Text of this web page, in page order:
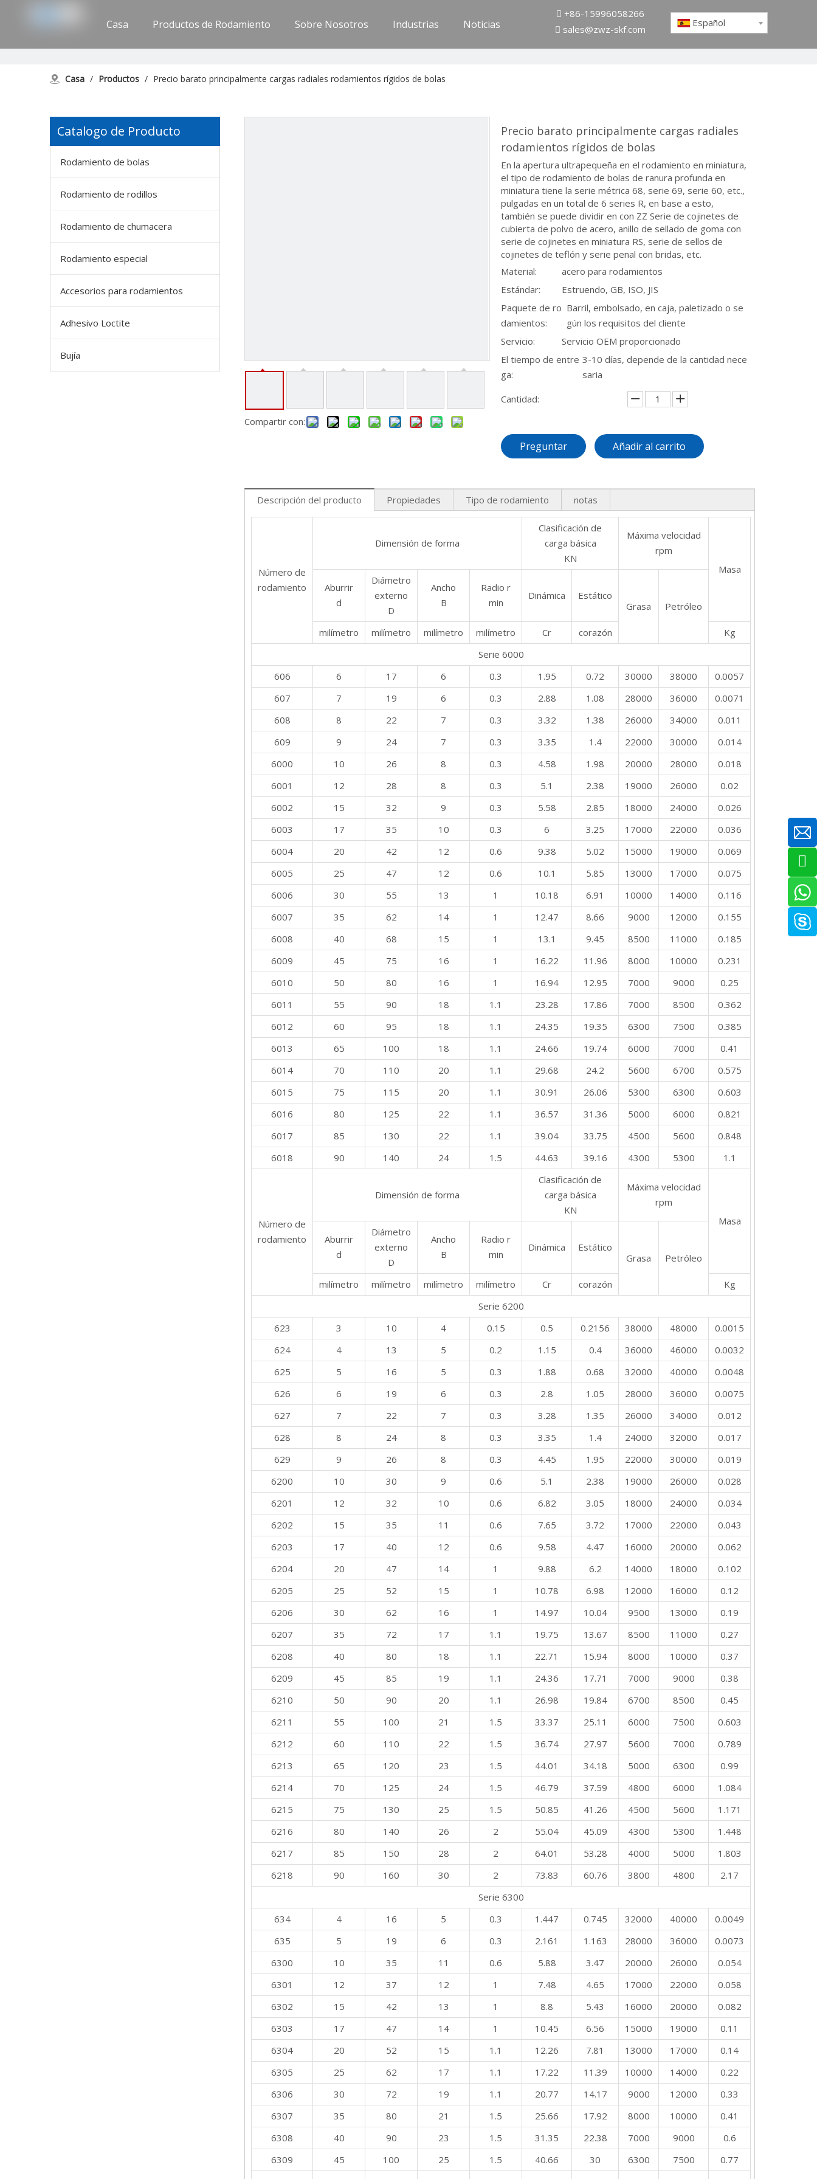
Casa Productos de Rodamiento Sobre Nosotros Industrias Noticias
 +86-15996058266
 sales@zwz-skf.com
Español
Casa / Productos / Precio barato principalmente cargas radiales rodamientos rígidos de bolas
Catalogo de Producto
Rodamiento de bolas
Rodamiento de rodillos
Rodamiento de chumacera
Rodamiento especial
Accesorios para rodamientos
Adhesivo Loctite
Bujía
Compartir con:
Precio barato principalmente cargas radiales
rodamientos rígidos de bolas
En la apertura ultrapequeña en el rodamiento en miniatura,
el tipo de rodamiento de bolas de ranura profunda en
miniatura tiene la serie métrica 68, serie 69, serie 60, etc.,
pulgadas en un total de 6 series R, en base a esto,
también se puede dividir en con ZZ Serie de cojinetes de
cubierta de polvo de acero, anillo de sellado de goma con
serie de cojinetes en miniatura RS, serie de sellos de
cojinetes de teflón y serie penal con bridas, etc.
Material:
acero para rodamientos
Estándar:
Estruendo, GB, ISO, JIS
Paquete de ro
damientos:
Barril, embolsado, en caja, paletizado o se
gún los requisitos del cliente
Servicio:
Servicio OEM proporcionado
El tiempo de entre
ga:
3-10 días, depende de la cantidad nece
saria
Cantidad:
Preguntar Añadir al carrito
Descripción del producto Propiedades Tipo de rodamiento notas
Número de
rodamiento
Dimensión de forma
Clasificación de
carga básica
KN
Máxima velocidad
rpm
Masa
Aburrir
d
Diámetro
externo
D
Ancho
B
Radio r
min
Dinámica
Estático
Grasa
Petróleo
milímetro milímetro milímetro milímetro Cr corazón
Kg
Serie 6000
606
6 17 6 0.3 1.95 0.72 30000 38000
0.0057
607
7 19 6 0.3 2.88 1.08 28000 36000
0.0071
608
8 22 7 0.3 3.32 1.38 26000 34000
0.011
609
9 24 7 0.3 3.35 1.4 22000 30000
0.014
6000
10 26 8 0.3 4.58 1.98 20000 28000
0.018
6001
12 28 8 0.3 5.1 2.38 19000 26000
0.02
6002
15 32 9 0.3 5.58 2.85 18000 24000
0.026
6003
17 35 10 0.3 6 3.25 17000 22000
0.036
6004
20 42 12 0.6 9.38 5.02 15000 19000
0.069
6005
25 47 12 0.6 10.1 5.85 13000 17000
0.075
6006
30 55 13 1 10.18 6.91 10000 14000
0.116
6007
35 62 14 1 12.47 8.66 9000 12000
0.155
6008
40 68 15 1 13.1 9.45 8500 11000
0.185
6009
45 75 16 1 16.22 11.96 8000 10000
0.231
6010
50 80 16 1 16.94 12.95 7000 9000
0.25
6011
55 90 18 1.1 23.28 17.86 7000 8500
0.362
6012
60 95 18 1.1 24.35 19.35 6300 7500
0.385
6013
65 100 18 1.1 24.66 19.74 6000 7000
0.41
6014
70 110 20 1.1 29.68 24.2 5600 6700
0.575
6015
75 115 20 1.1 30.91 26.06 5300 6300
0.603
6016
80 125 22 1.1 36.57 31.36 5000 6000
0.821
6017
85 130 22 1.1 39.04 33.75 4500 5600
0.848
6018
90 140 24 1.5 44.63 39.16 4300 5300 1.1
Número de
rodamiento
Dimensión de forma
Clasificación de
carga básica
KN
Máxima velocidad
rpm
Masa
Aburrir
d
Diámetro
externo
D
Ancho
B
Radio r
min
Dinámica
Estático
Grasa
Petróleo
milímetro milímetro milímetro milímetro Cr corazón
Kg
Serie 6200
623
3 10 4 0.15 0.5 0.2156 38000 48000
0.0015
624
4 13 5 0.2 1.15 0.4 36000 46000
0.0032
625
5 16 5 0.3 1.88 0.68 32000 40000
0.0048
626
6 19 6 0.3 2.8 1.05 28000 36000
0.0075
627
7 22 7 0.3 3.28 1.35 26000 34000
0.012
628
8 24 8 0.3 3.35 1.4 24000 32000
0.017
629
9 26 8 0.3 4.45 1.95 22000 30000
0.019
6200
10 30 9 0.6 5.1 2.38 19000 26000
0.028
6201
12 32 10 0.6 6.82 3.05 18000 24000
0.034
6202
15 35 11 0.6 7.65 3.72 17000 22000
0.043
6203
17 40 12 0.6 9.58 4.47 16000 20000
0.062
6204
20 47 14 1 9.88 6.2 14000 18000
0.102
6205
25 52 15 1 10.78 6.98 12000 16000
0.12
6206
30 62 16 1 14.97 10.04 9500 13000
0.19
6207
35 72 17 1.1 19.75 13.67 8500 11000
0.27
6208
40 80 18 1.1 22.71 15.94 8000 10000
0.37
6209
45 85 19 1.1 24.36 17.71 7000 9000
0.38
6210
50 90 20 1.1 26.98 19.84 6700 8500
0.45
6211
55 100 21 1.5 33.37 25.11 6000 7500
0.603
6212
60 110 22 1.5 36.74 27.97 5600 7000
0.789
6213
65 120 23 1.5 44.01 34.18 5000 6300
0.99
6214
70 125 24 1.5 46.79 37.59 4800 6000
1.084
6215
75 130 25 1.5 50.85 41.26 4500 5600
1.171
6216
80 140 26 2 55.04 45.09 4300 5300
1.448
6217
85 150 28 2 64.01 53.28 4000 5000
1.803
6218
90 160 30 2 73.83 60.76 3800 4800
2.17
Serie 6300
634
4 16 5 0.3 1.447 0.745 32000 40000
0.0049
635
5 19 6 0.3 2.161 1.163 28000 36000
0.0073
6300
10 35 11 0.6 5.88 3.47 20000 26000
0.054
6301
12 37 12 1 7.48 4.65 17000 22000
0.058
6302
15 42 13 1 8.8 5.43 16000 20000
0.082
6303
17 47 14 1 10.45 6.56 15000 19000
0.11
6304
20 52 15 1.1 12.26 7.81 13000 17000
0.14
6305
25 62 17 1.1 17.22 11.39 10000 14000
0.22
6306
30 72 19 1.1 20.77 14.17 9000 12000
0.33
6307
35 80 21 1.5 25.66 17.92 8000 10000
0.41
6308
40 90 23 1.5 31.35 22.38 7000 9000
0.6
6309
45 100 25 1.5 40.66 30 6300 7500
0.77